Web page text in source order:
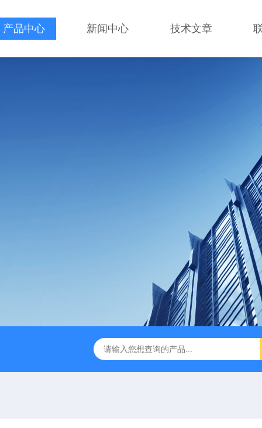
产品中心 新闻中心 技术文章
科赛乐个人声暴露计 PC-2200/2300进口激光